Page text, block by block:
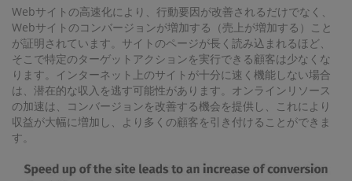
Webサイトの高速化により、行動要因が改善されるだけでなく、
Webサイトのコンバージョンが増加する（売上が増加する）こと
が証明されています。サイトのページが長く読み込まれるほど、
そこで特定のターゲットアクションを実行できる顧客は少なくな
ります。インターネット上のサイトが十分に速く機能しない場合
は、潜在的な収入を逃す可能性があります。オンラインリソース
の加速は、コンバージョンを改善する機会を提供し、これにより
収益が大幅に増加し、より多くの顧客を引き付けることができま
す。